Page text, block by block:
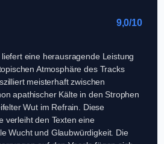
9,0/10
eine herausragende Leistung
Atmosphäre des Tracks
meisterhaft zwischen
apathischer Kälte in den Strophen
Wut im Refrain. Diese
verleiht den Texten eine
Wucht und Glaubwürdigkeit. Die